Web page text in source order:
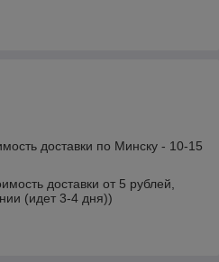
доставки по Минску - 10-15
доставки от 5 рублей,
(идет 3-4 дня))